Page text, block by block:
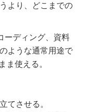
より、どこまでの
ーディング、資料
ような通常用途で
使える。
てさせる。